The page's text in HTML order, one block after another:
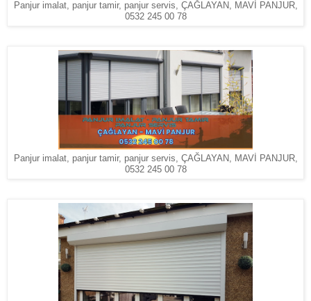
Panjur imalat, panjur tamir, panjur servis, ÇAĞLAYAN, MAVİ PANJUR,
0532 245 00 78
Panjur imalat, panjur tamir, panjur servis, ÇAĞLAYAN, MAVİ PANJUR,
0532 245 00 78